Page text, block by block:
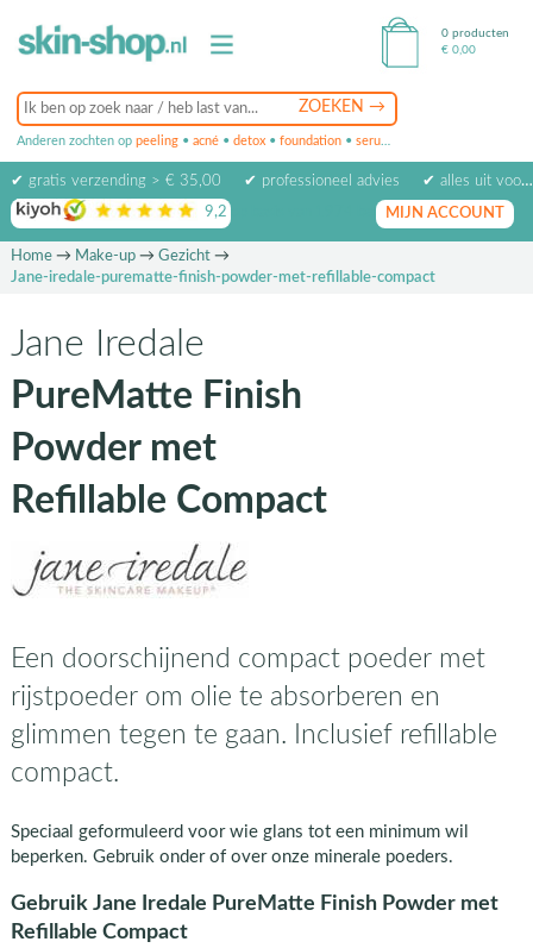
Anderen zochten op peeling • acné • detox • foundation • serum
0 producten
€ 0,00
✔ gratis verzending > € 35,00 ✔ professioneel advies
✔ alles uit voorraad leverbaar
9,2 op basis van beoordelingen
MIJN ACCOUNT
Home→ Make-up→ Gezicht→
Jane-iredale-purematte-finish-powder-met-refillable-compact
Jane Iredale
PureMatte Finish
Powder met
Refillable Compact
Een doorschijnend compact poeder met
rijstpoeder om olie te absorberen en
glimmen tegen te gaan. Inclusief refillable
compact.
Speciaal geformuleerd voor wie glans tot een minimum wil
beperken. Gebruik onder of over onze minerale poeders.
Gebruik Jane Iredale PureMatte Finish Powder met
Refillable Compact